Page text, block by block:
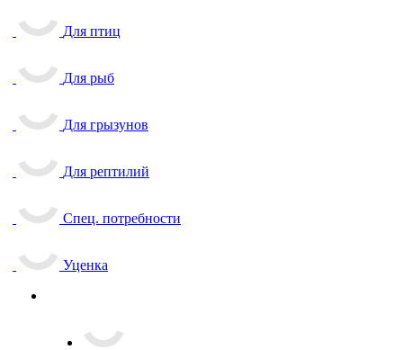
Для птиц
Для рыб
Для грызунов
Для рептилий
Спец. потребности
Уценка